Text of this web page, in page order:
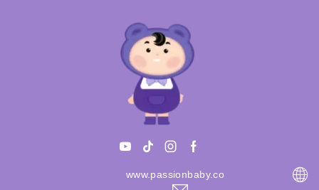
www.passionbaby.co